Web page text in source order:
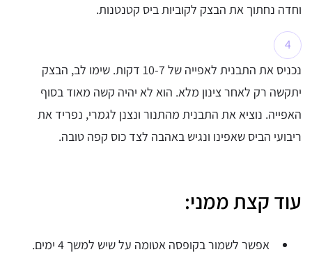
וחדה נחתוך את הבצק לקוביות ביס קטנטנות.
נכניס את התבנית לאפייה של 10-7 דקות. שימו לב, הבצק
יתקשה רק לאחר צינון מלא. הוא לא יהיה קשה מאוד בסוף
האפייה. נוציא את התבנית מהתנור ונצנן לגמרי, נפריד את
ריבועי הביס שאפינו ונגיש באהבה לצד כוס קפה טובה.
עוד קצת ממני:
אפשר לשמור בקופסה אטומה על שיש למשך 4 ימים.